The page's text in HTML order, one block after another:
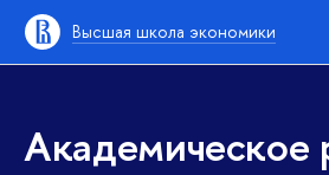
Высшая школа экономики
Академическое